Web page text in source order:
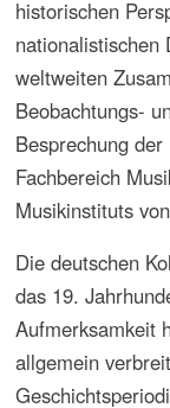
1985. Music in the
Council/UNESCO.
und Karibik. Mexico-
1983-1985. Debatte
Lateinamerika/
der Europäischen
1983. 300 Jahre
USA. Deutsches
Musikforum. US-
1981. Kirchenmusik
Internationales
Brasilianische Kultur.
1973. Studienreise
São Paulo u.a.
1970. Debatte um die
portugiesischer
de Portugal, Nova
1970. Kolonialmusik
Kulturamt São Paulos